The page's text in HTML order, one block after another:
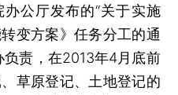
公厅发布的“关于实施
变方案》任务分工的通
负责，在2013年4月底前
草原登记、土地登记的